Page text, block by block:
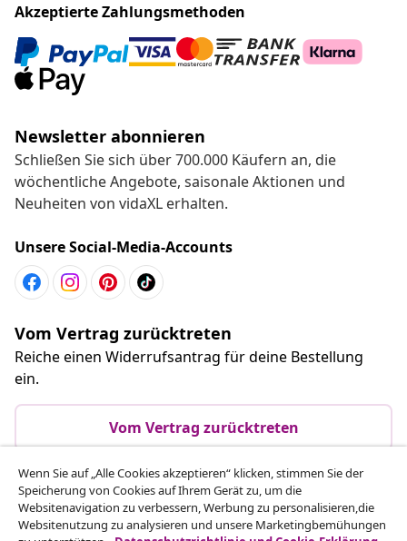
Akzeptierte Zahlungsmethoden
Newsletter abonnieren
Schließen Sie sich über 700.000 Käufern an, die
wöchentliche Angebote, saisonale Aktionen und
Neuheiten von vidaXL erhalten.
Unsere Social-Media-Accounts
Vom Vertrag zurücktreten
Reiche einen Widerrufsantrag für deine Bestellung
ein.
Vom Vertrag zurücktreten
Kundenservice
Wenn Sie auf „Alle Cookies akzeptieren“ klicken, stimmen Sie der
Speicherung von Cookies auf Ihrem Gerät zu, um die
Websitenavigation zu verbessern, Werbung zu personalisieren,die
Websitenutzung zu analysieren und unsere Marketingbemühungen